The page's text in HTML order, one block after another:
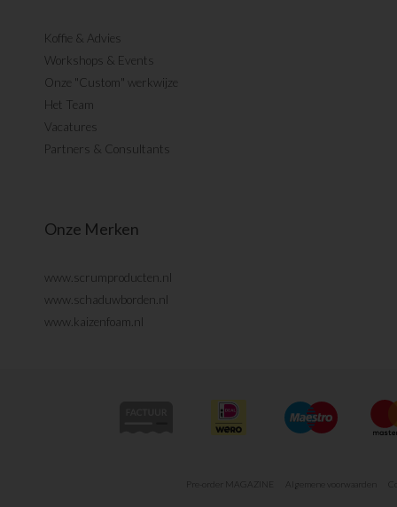
Koffie & Advies
Workshops & Events
Onze "Custom" werkwijze
Het Team
Vacatures
Partners & Consultants
Onze Merken
www.scrumproducten.nl
www.schaduwborden.nl
www.kaizenfoam.nl
Pre-order MAGAZINE Algemene voorwaarden